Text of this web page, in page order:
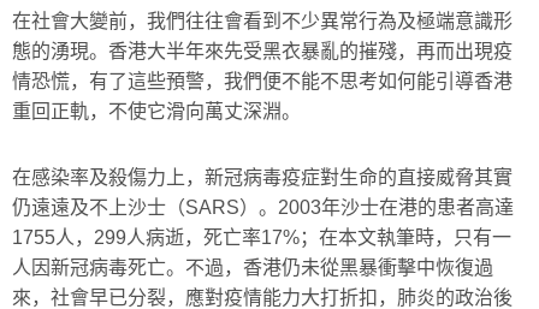
在社會大變前，我們往往會看到不少異常行為及極端意識形
態的湧現。香港大半年來先受黑衣暴亂的摧殘，再而出現疫
情恐慌，有了這些預警，我們便不能不思考如何能引導香港
重回正軌，不使它滑向萬丈深淵。
在感染率及殺傷力上，新冠病毒疫症對生命的直接威脅其實
仍遠遠及不上沙士（SARS）。 2003年沙士在港的患者高達
1755人， 299人病逝，死亡率17%；在本文執筆時，只有一
人因新冠病毒死亡。不過，香港仍未從黑暴衝擊中恢復過
來，社會早已分裂，應對疫情能力大打折扣，肺炎的政治後